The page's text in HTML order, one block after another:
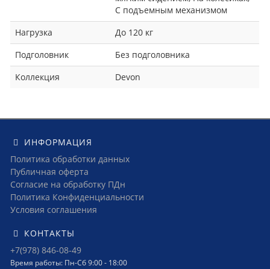
С подъемным механизмом
Нагрузка
До 120 кг
Подголовник
Без подголовника
Коллекция
Devon
ИНФОРМАЦИЯ
Политика обработки данных
Публичная оферта
Согласие на обработку ПДн
Политика Конфиденциальности
Условия соглашения
КОНТАКТЫ
+7(978) 846-08-49
Время работы: Пн-Сб 9:00 - 18:00